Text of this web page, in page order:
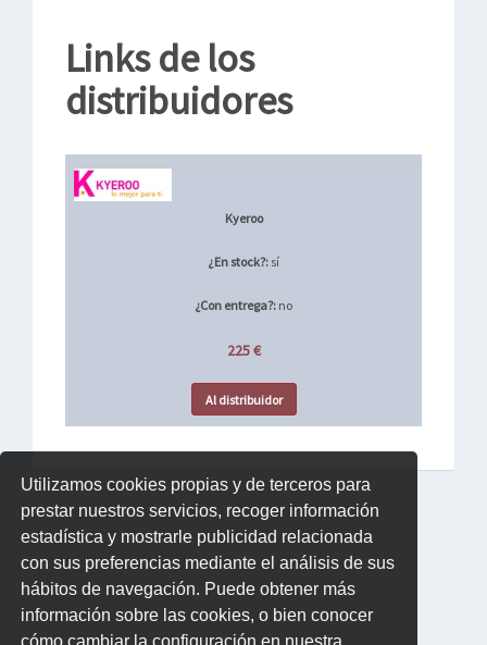
Utilizamos cookies propias y de terceros para
prestar nuestros servicios, recoger información
estadística y mostrarle publicidad relacionada
con sus preferencias mediante el análisis de sus
hábitos de navegación. Puede obtener más
información sobre las cookies, o bien conocer
cómo cambiar la configuración en nuestra
Links de los
distribuidores
Kyeroo
¿En stock?: sí
¿Con entrega?: no
225 €
Al distribuidor